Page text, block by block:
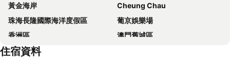
黃金海岸
Cheung Chau
珠海長隆國際海洋度假區
葡京娛樂場
香洲區
澳門舊城區
珠海拱北汽車客運站
住宿資料